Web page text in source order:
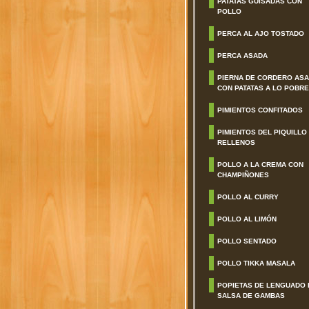
POLLO
PERCA AL AJO TOSTADO
PERCA ASADA
PIERNA DE CORDERO
CON PATATAS A LO POBRE
PIMIENTOS CONFITADOS
PIMIENTOS DEL PIQUILLO
RELLENOS
POLLO A LA CREMA CON
CHAMPIÑONES
POLLO AL CURRY
POLLO AL LIMÓN
POLLO SENTADO
POLLO TIKKA MASALA
POPIETAS DE LENGUADO
SALSA DE GAMBAS